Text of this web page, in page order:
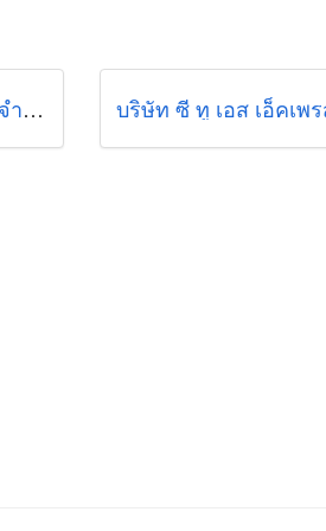
บริษัท คอนวอย โปรดักซ์ จำกัด บริษัท ซี ทู เอส เอ็คเพ